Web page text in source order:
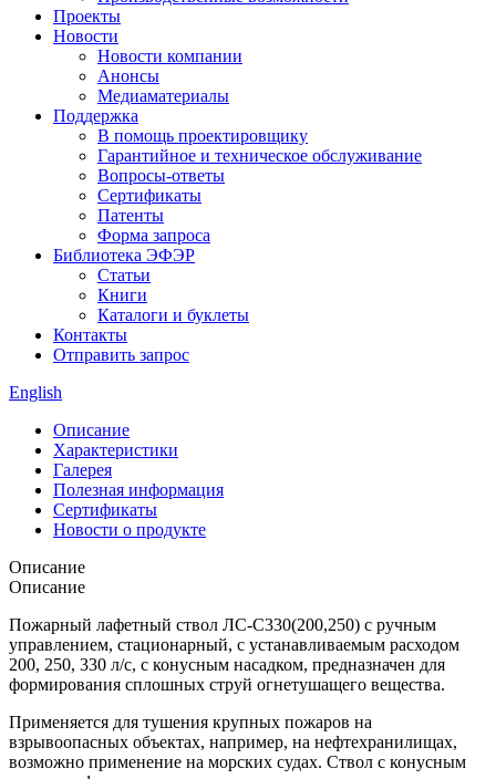
Проекты
Новости
Новости компании
Анонсы
Медиаматериалы
Поддержка
В помощь проектировщику
Гарантийное и техническое обслуживание
Вопросы-ответы
Сертификаты
Патенты
Форма запроса
Библиотека ЭФЭР
Статьи
Книги
Каталоги и буклеты
Контакты
Отправить запрос
English
Описание
Характеристики
Галерея
Полезная информация
Сертификаты
Новости о продукте
Описание
Описание
Пожарный лафетный ствол ЛС-С330(200,250) с ручным
управлением, стационарный, с устанавливаемым расходом
200, 250, 330 л/с, с конусным насадком, предназначен для
формирования сплошных струй огнетушащего вещества.
Применяется для тушения крупных пожаров на
взрывоопасных объектах, например, на нефтехранилищах,
возможно применение на морских судах. Ствол с конусным